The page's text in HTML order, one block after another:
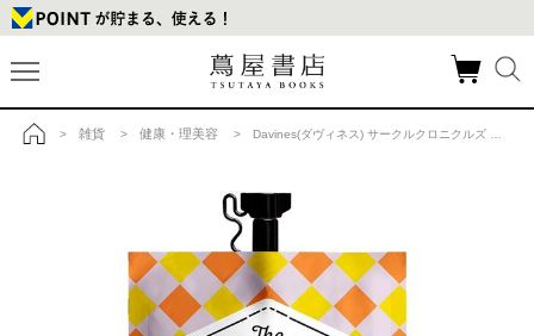
> 雑貨 > 健康・理美容 > Davines(ダヴィネス) サークルクロニクルズ ウェイクアップ サークルの商品詳細